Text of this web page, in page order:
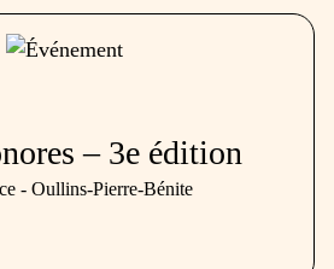
– 3e édition
- Oullins-Pierre-Bénite